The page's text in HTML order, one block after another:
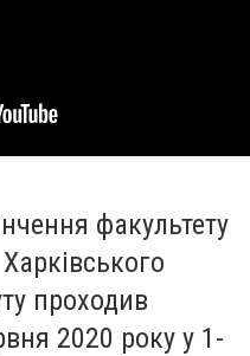
факультету
проходив
2020 року у 1-